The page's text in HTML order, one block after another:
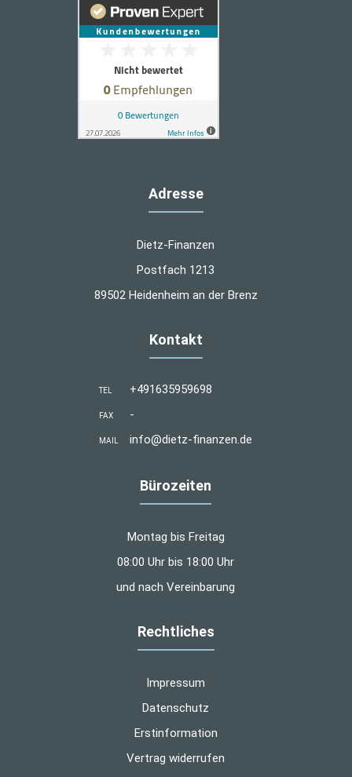
Adresse
Dietz-Finanzen
Postfach 1213
89502 Heidenheim an der Brenz
Kontakt
TEL +491635959698
FAX -
MAIL info@dietz-finanzen.de
Bürozeiten
Montag bis Freitag
08:00 Uhr bis 18:00 Uhr
und nach Vereinbarung
Rechtliches
Impressum
Datenschutz
Erstinformation
Vertrag widerrufen